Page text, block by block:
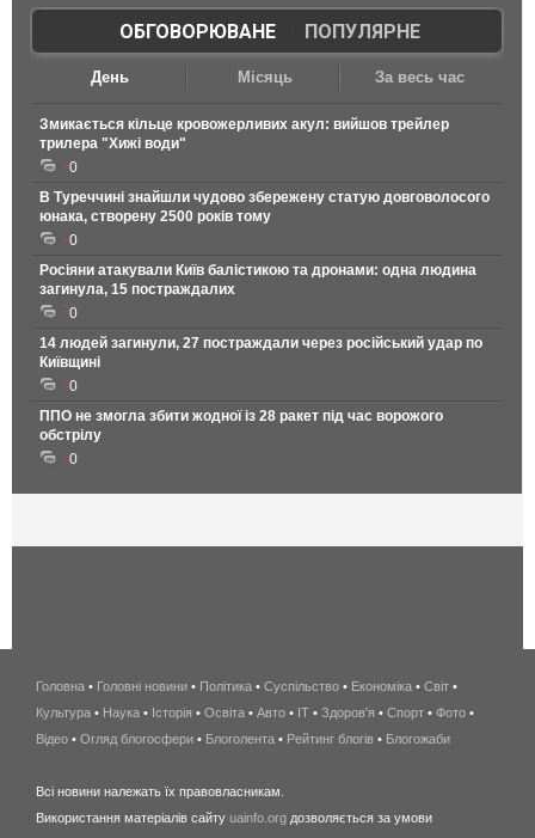
ОБГОВОРЮВАНЕ| ПОПУЛЯРНЕ
День Місяць За весь час
Змикається кільце кровожерливих акул: вийшов трейлер
трилера "Хижі води"
0
В Туреччині знайшли чудово збережену статую довговолосого
юнака, створену 2500 років тому
0
Росіяни атакували Київ балістикою та дронами: одна людина
загинула, 15 постраждалих
0
14 людей загинули, 27 постраждали через російський удар по
Київщині
0
ППО не змогла збити жодної із 28 ракет під час ворожого
обстрілу
0
беспроводной
интернет
киев
wimax
Головна • Головні новини • Політика • Суспільство • Економіка • Світ •
Культура • Наука • Історія • Освіта • Авто • IT • Здоров'я • Спорт • Фото •
Відео • Огляд блогосфери • Блоголента • Рейтинг блогів • Блогожаби
Всі новини належать їх правовласникам.
Використання матеріалів сайту uainfo.org дозволяється за умови